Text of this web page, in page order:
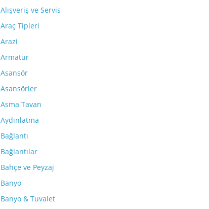
Alışveriş ve Servis
Araç Tipleri
Arazi
Armatür
Asansör
Asansörler
Asma Tavan
Aydınlatma
Bağlantı
Bağlantılar
Bahçe ve Peyzaj
Banyo
Banyo & Tuvalet